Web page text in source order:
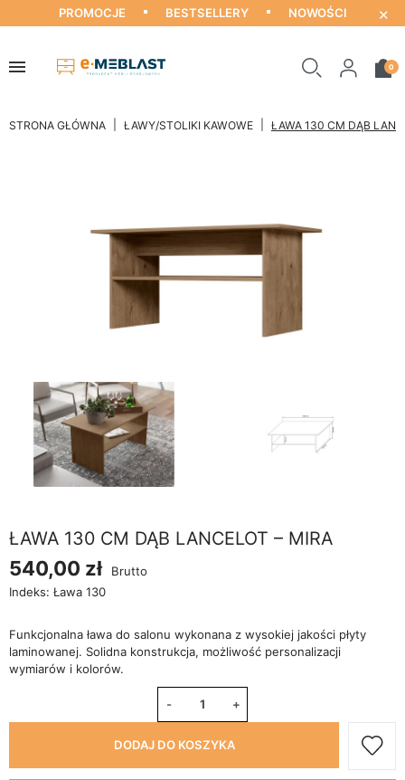
PROMOCJE BESTSELLERY NOWOŚCI ×
0
STRONA GŁÓWNA ŁAWY/STOLIKI KAWOWE ŁAWA 130 CM DĄB
ŁAWA 130 CM DĄB LANCELOT – MIRA
540,00 zł
Brutto
Indeks: Ława 130
Funkcjonalna ława do salonu wykonana z wysokiej jakości płyty
laminowanej. Solidna konstrukcja, możliwość personalizacji
wymiarów i kolorów.
- +
DODAJ DO KOSZYKA